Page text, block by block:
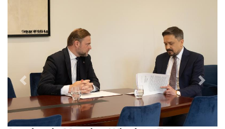
Poprzednie Dalej